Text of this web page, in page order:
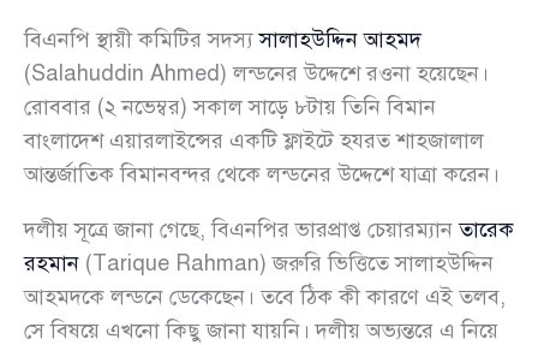
বিএনপি স্থায়ী কমিটির সদস্যসালাহউদ্দিন আহমদ
(Salahuddin Ahmed) লন্ডনের উদ্দেশে রওনা হয়েছেন।
রোববার (২ নভেম্বর) সকাল সাড়ে ৮টায় তিনি বিমান
বাংলাদেশ এয়ারলাইন্সের একটি ফ্লাইটে হযরত শাহজালাল
আন্তর্জাতিক বিমানবন্দর থেকে লন্ডনের উদ্দেশে যাত্রা করেন।
দলীয় সূত্রে জানা গেছে, বিএনপির ভারপ্রাপ্ত চেয়ারম্যানতারেক
রহমান (Tarique Rahman) জরুরি ভিত্তিতে সালাহউদ্দিন
আহমদকে লন্ডনে ডেকেছেন। তবে ঠিক কী কারণে এই তলব,
সে বিষয়ে এখনো কিছু জানা যায়নি। দলীয় অভ্যন্তরে এ নিয়ে